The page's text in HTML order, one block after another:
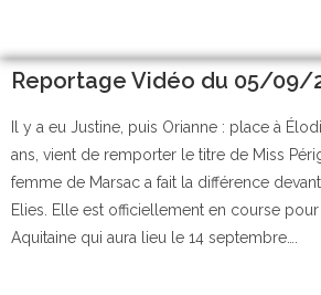
Reportage Vidéo du 05/09/
Il y a eu Justine, puis Orianne : place à
ans, vient de remporter le titre de Miss
femme de Marsac a fait la différence
Elies. Elle est officiellement en course
Aquitaine qui aura lieu le 14 septembre….